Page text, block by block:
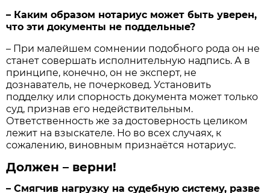
– Каким образом нотариус может быть уверен,
что эти документы не поддельные?
– При малейшем сомнении подобного рода он не
станет совершать исполнительную надпись. А в
принципе, конечно, он не эксперт, не
дознаватель, не почерковед. Установить
подделку или спорность документа может только
суд, признав его недействительным.
Ответственность же за достоверность целиком
лежит на взыскателе. Но во всех случаях, к
сожалению, виновным признаётся нотариус.
Должен – верни!
– Смягчив нагрузку на судебную систему, разве